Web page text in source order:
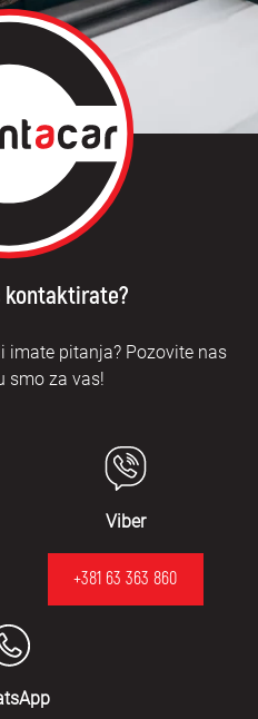
kontaktirate?
imate pitanja? Pozovite nas
smo za vas!
Viber
+381 63 363 860